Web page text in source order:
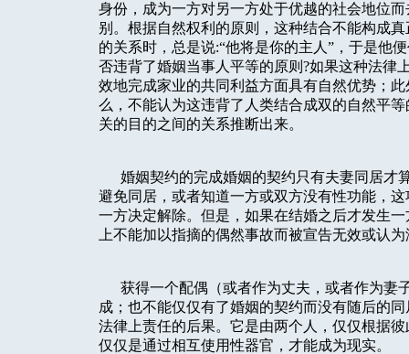
身份，成为一方对另一方处于优越的社会地位
别。根据自然权利的原则，这种结合不能构成
的关系时，总是说:“他将是你的主人”，于是他
否违背了婚姻当事人平等的原则?如果这种法律
效地完成家业的共同利益方面具有自然优势；
么，不能认为这违背了人类结合成双的自然平
关的目的之间的关系推断出来。
婚姻契约的完成婚姻的契约只有夫妻同居才
避免同居，或者知道一方或双方没有性功能，
一方决定解除。但是，如果在结婚之后才发生
上不能加以指摘的偶然事故而被宣告无效或认
获得一个配偶（或者作为丈夫，或者作为妻
成；也不能仅仅有了婚姻的契约而没有随后的
法律上责任的后果。它是由两个人，仅仅根据
仅仅是通过相互使用性器官，才能成为现实。